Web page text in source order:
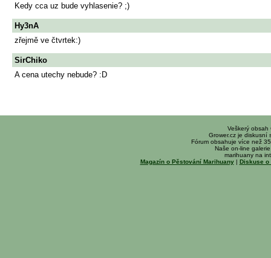
Kedy cca uz bude vyhlasenie? ;)
Hy3nA
zřejmě ve čtvrtek:)
SirChiko
A cena utechy nebude? :D
Veškerý obsah
Grower.cz je diskusní
Fórum obsahuje více než
Naše on-line
marihuany na
Magazín o Pěstování Marihuany| Diskuse o